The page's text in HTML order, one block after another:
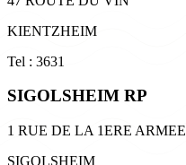
KIENTZHEIM
Tel : 3631
SIGOLSHEIM RP
1 RUE DE LA 1ERE ARMEE
SIGOLSHEIM